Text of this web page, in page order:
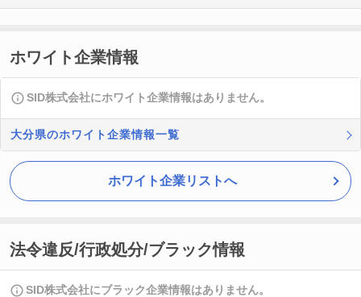
ホワイト企業情報
SID株式会社にホワイト企業情報はありません。
大分県のホワイト企業情報一覧
ホワイト企業リストへ
法令違反/行政処分/ブラック情報
SID株式会社にブラック企業情報はありません。